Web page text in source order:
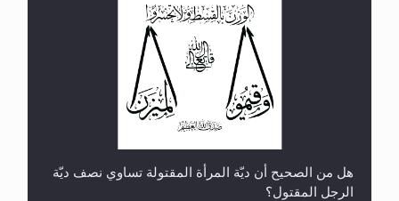
رأيٌ في لغة المسيح الموعود عليه السلام.. 4...
هل من الصحيح أن ديّة المرأة المقتولة تساوي نصف ديّة
الرجل المقتول؟